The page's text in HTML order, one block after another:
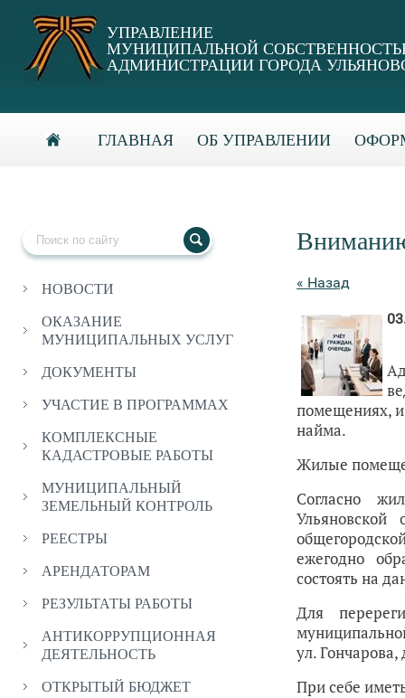
УПРАВЛЕНИЕ
МУНИЦИПАЛЬНОЙ
АДМИНИСТРАЦИИ ГОРОДА
ГЛАВНАЯ ОБ УПРАВЛЕНИИ
НОВОСТИ
ОКАЗАНИЕ
МУНИЦИПАЛЬНЫХ УСЛУГ
ДОКУМЕНТЫ
УЧАСТИЕ В ПРОГРАММАХ
КОМПЛЕКСНЫЕ
КАДАСТРОВЫЕ РАБОТЫ
МУНИЦИПАЛЬНЫЙ
ЗЕМЕЛЬНЫЙ КОНТРОЛЬ
РЕЕСТРЫ
АРЕНДАТОРАМ
РЕЗУЛЬТАТЫ РАБОТЫ
АНТИКОРРУПЦИОННАЯ
ДЕЯТЕЛЬНОСТЬ
ОТКРЫТЫЙ БЮДЖЕТ
« Назад
помещениях,
найма.
Жилые
Согласно
ежегодно
состоять на
Для
ул. Гончарова,
При себе